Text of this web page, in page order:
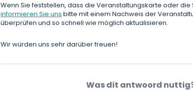
Wenn Sie feststellen, dass die Veranstaltungskarte oder die
informieren Sie uns bitte mit einem Nachweis der
überprüfen und so schnell wie möglich aktualisieren.
Wir würden uns sehr darüber freuen!
Was dit antwoord